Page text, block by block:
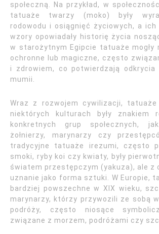
społeczną. Na przykład, w
tatuaże twarzy (moko) były
rodowodu i osiągnięć życiowych, a ich
wzory opowiadały historię życia
w starożytnym Egipcie tatuaże mogły
ochronne lub magiczne, często
i zdrowiem, co potwierdzają odkrycia
mumii.
Wraz z rozwojem cywilizacji, tatuaże
niektórych kulturach były znakiem
konkretnych grup społecznych,
żołnierzy, marynarzy czy
tradycyjne tatuaże irezumi, często
smoki, ryby koi czy kwiaty, były
światem przestępczym (yakuza), ale z
uznanie jako forma sztuki. W Europie,
bardziej powszechne w XIX wieku,
marynarzy, którzy przywozili ze sobą
podróży, często niosące
związane z morzem, podróżami czy